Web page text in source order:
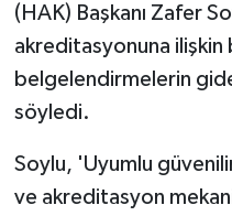
(HAK) Başkanı Zafer
akreditasyonuna ilişkin
belgelendirmelerin
söyledi.
Soylu, 'Uyumlu
ve akreditasyon